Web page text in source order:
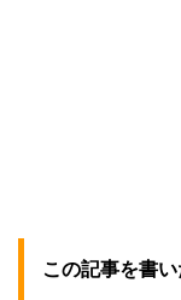
この記事を書